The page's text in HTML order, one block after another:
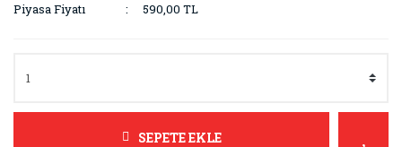
Piyasa Fiyatı
590,00 TL
SEPETE EKLE